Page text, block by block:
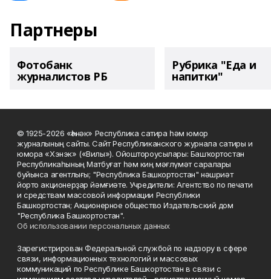
Партнеры
Фотобанк
журналистов РБ
Рубрика "Еда и
напитки"
© 1925-2026 «Һәнәк» Республика сатира һәм юмор
журналының сайты. Сайт Республиканского журнала сатиры и
юмора «Хэнэк» («Вилы»). Ойоштороусылары: Башҡортостан
Республикаһының Матбуғат һәм киң мәғлүмәт саралары
буйынса агентлығы; "Республика Башкортостан" нәшриәт
йорто акционерҙар йәмғиәте. Учредители: Агентство по печати
и средствам массовой информации Республики
Башкортостан; Акционерное общество Издательский дом
"Республика Башкортостан".
Об использовании персональных данных
Зарегистрирован Федеральной службой по надзору в сфере
связи, информационных технологий и массовых
коммуникаций по Республике Башкортостан в связи с